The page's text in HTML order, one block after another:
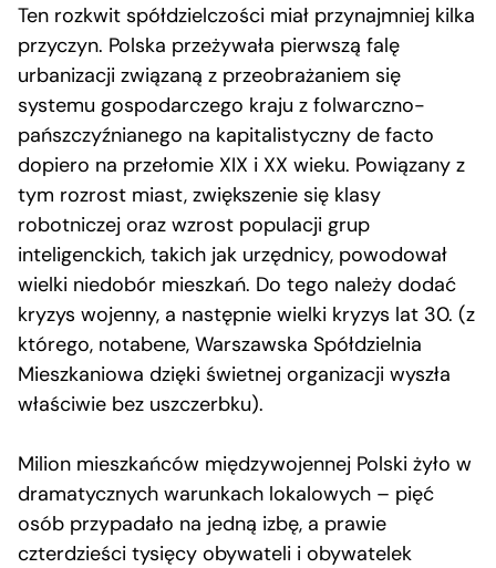
Ten rozkwit spółdzielczości miał przynajmniej kilka
przyczyn. Polska przeżywała pierwszą falę
urbanizacji związaną z przeobrażaniem się
systemu gospodarczego kraju z folwarczno-
pańszczyźnianego na kapitalistyczny de facto
dopiero na przełomie XIX i XX wieku. Powiązany z
tym rozrost miast, zwiększenie się klasy
robotniczej oraz wzrost populacji grup
inteligenckich, takich jak urzędnicy, powodował
wielki niedobór mieszkań. Do tego należy dodać
kryzys wojenny, a następnie wielki kryzys lat 30. (z
którego, notabene, Warszawska Spółdzielnia
Mieszkaniowa dzięki świetnej organizacji wyszła
właściwie bez uszczerbku).
Milion mieszkańców międzywojennej Polski żyło w
dramatycznych warunkach lokalowych – pięć
osób przypadało na jedną izbę, a prawie
czterdzieści tysięcy obywateli i obywatelek